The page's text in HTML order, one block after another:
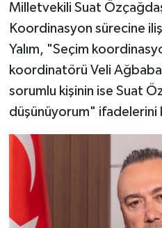
Milletvekili Suat
Koordinasyon sürecine
Yalım, "Seçim
koordinatörü Veli
sorumlu kişinin ise Suat
düşünüyorum" ifadelerini